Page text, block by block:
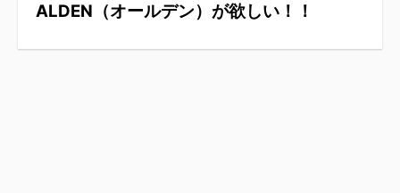
ALDEN（オールデン）が欲しい！！